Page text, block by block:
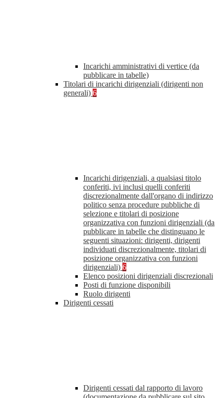
Incarichi amministrativi di vertice (da
pubblicare in tabelle)
Titolari di incarichi dirigenziali (dirigenti non
generali) 6
Incarichi dirigenziali, a qualsiasi titolo
conferiti, ivi inclusi quelli conferiti
discrezionalmente dall'organo di indirizzo
politico senza procedure pubbliche di
selezione e titolari di posizione
organizzativa con funzioni dirigenziali (da
pubblicare in tabelle che distinguano le
seguenti situazioni: dirigenti, dirigenti
individuati discrezionalmente, titolari di
posizione organizzativa con funzioni
dirigenziali) 6
Elenco posizioni dirigenziali discrezionali
Posti di funzione disponibili
Ruolo dirigenti
Dirigenti cessati
Dirigenti cessati dal rapporto di lavoro